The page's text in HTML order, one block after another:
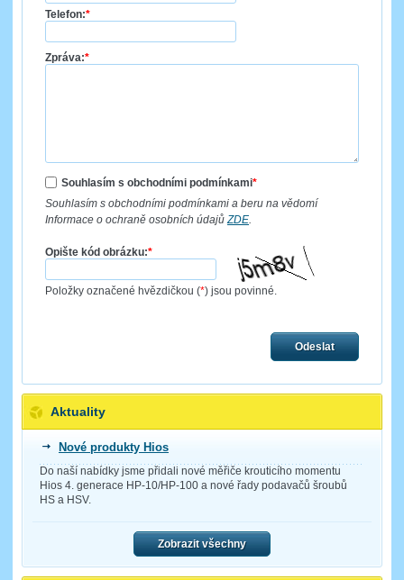
Telefon:*
Zpráva:*
Souhlasím s obchodními podmínkami*
Souhlasím s obchodními podmínkami a beru na vědomí
Informace o ochraně osobních údajůZDE.
Opište kód obrázku:*
Položky označené hvězdičkou (*) jsou povinné.
Odeslat
Aktuality
Nové produkty Hios
Do naší nabídky jsme přidali nové měřiče krouticího momentu
Hios 4. generace HP-10/HP-100 a nové řady podavačů šroubů
HS a HSV.
Zobrazit všechny